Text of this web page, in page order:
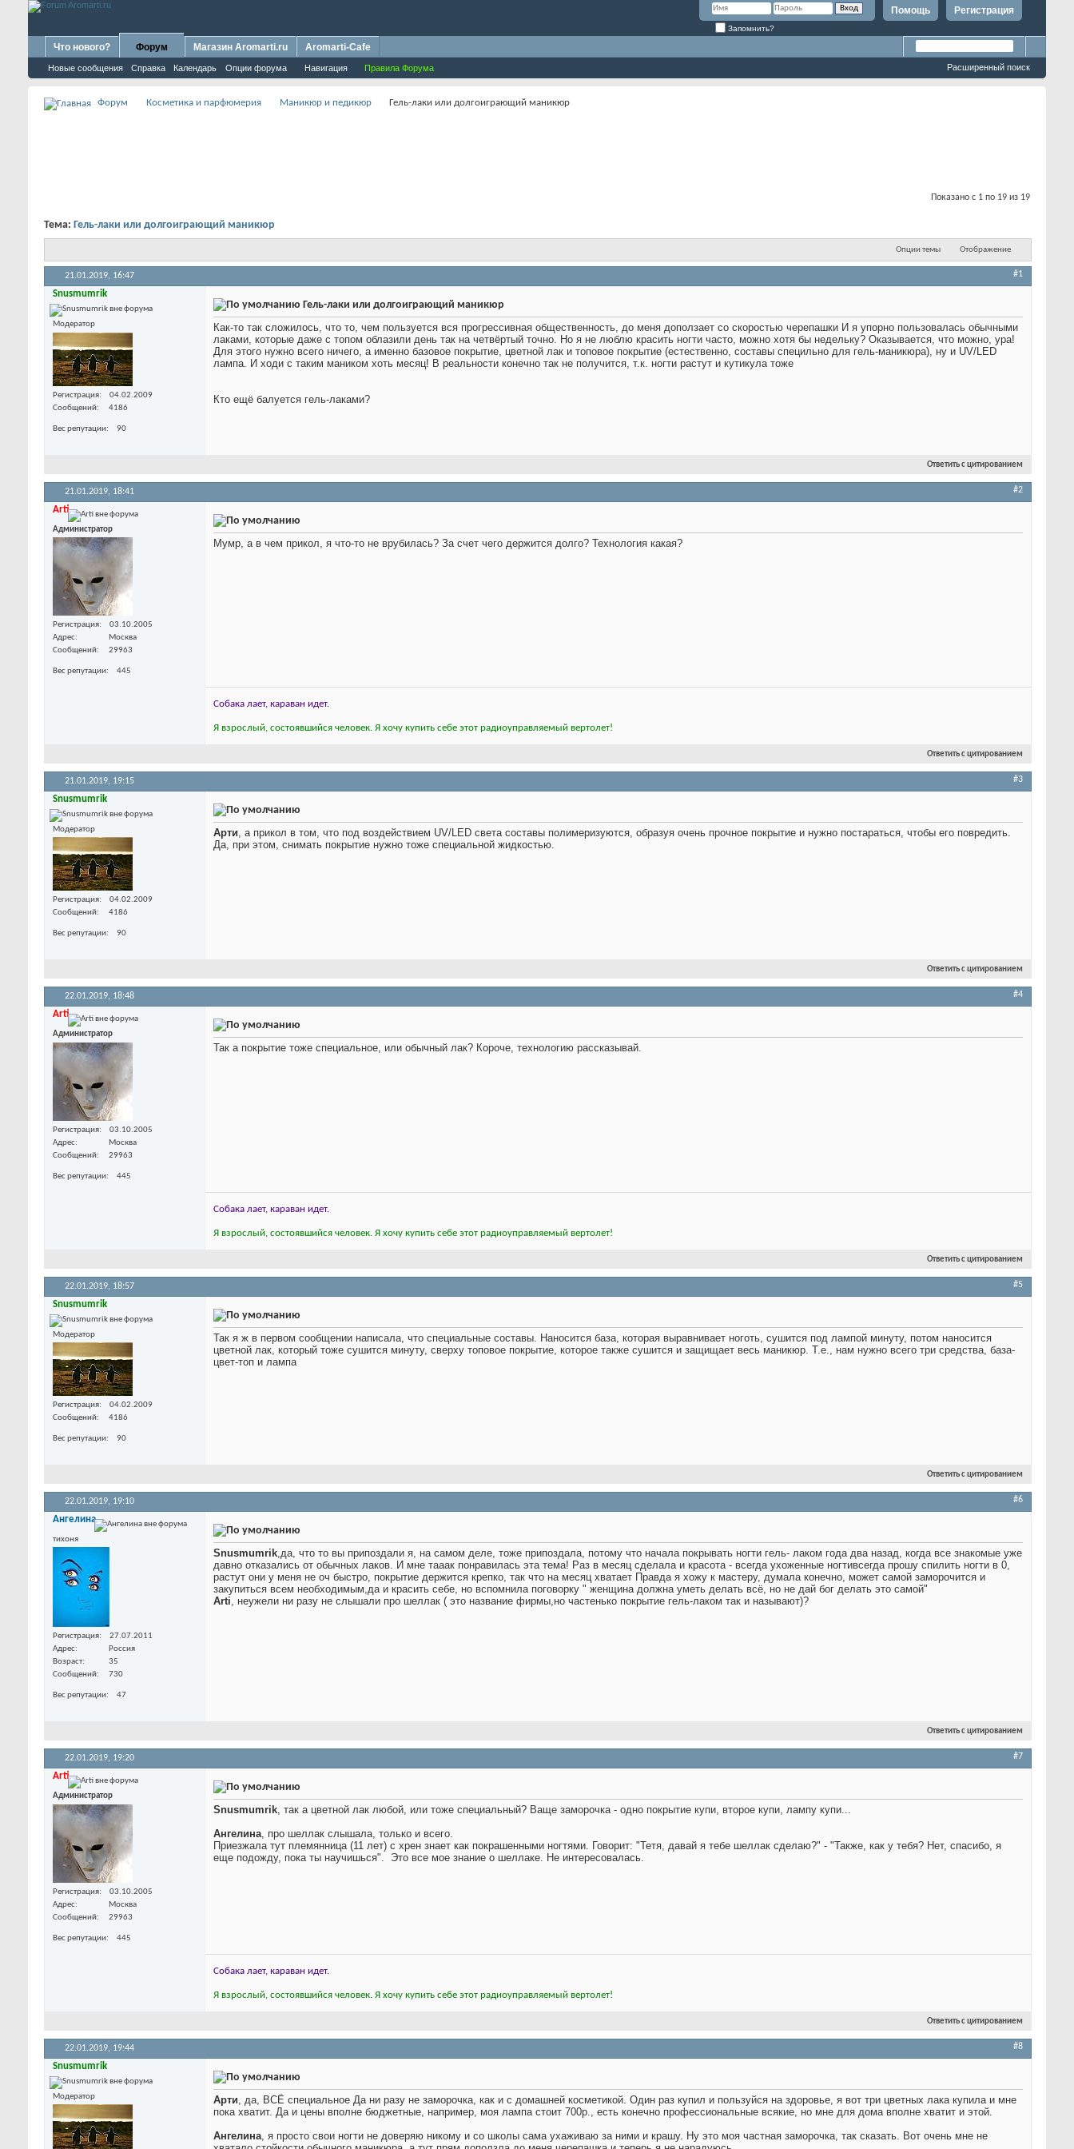
Регистрация
Помощь
Запомнить?
Что нового? Форум
Новые сообщения Справка Календарь Опции форума Навигация Правила Форума
Магазин Aromarti.ru Aromarti-Cafe
Расширенный поиск
Форум Косметика и парфюмерия Маникюр и педикюр Гель-лаки или долгоиграющий маникюр
Показано с 1 по 19 из 19
Тема: Гель-лаки или долгоиграющий маникюр
Опции темы Отображение
21.01.2019, 16:47 #1
Snusmumrik
Модератор
Регистрация
04.02.2009
Сообщений
4186
Вес репутации 90
Гель-лаки или долгоиграющий маникюр
Как-то так сложилось, что то, чем пользуется вся прогрессивная общественность, до меня доползает со скоростью черепашки И я упорно пользовалась обычными
лаками, которые даже с топом облазили день так на четвёртый точно. Но я не люблю красить ногти часто, можно хотя бы недельку? Оказывается, что можно, ура!
Для этого нужно всего ничего, а именно базовое покрытие, цветной лак и топовое покрытие (естественно, составы специльно для гель-маникюра), ну и UV/LED
лампа. И ходи с таким маником хоть месяц! В реальности конечно так не получится, т.к. ногти растут и кутикула тоже
Кто ещё балуется гель-лаками?
Ответить с цитированием
21.01.2019, 18:41 #2
Arti
Администратор
Регистрация
03.10.2005
Адрес
Москва
Сообщений
29963
Вес репутации 445
Мумр, а в чем прикол, я что-то не врубилась? За счет чего держится долго? Технология какая?
Собака лает, караван идет.
Я взрослый, состоявшийся человек. Я хочу купить себе этот радиоуправляемый вертолет!
Ответить с цитированием
21.01.2019, 19:15 #3
Snusmumrik
Модератор
Регистрация
04.02.2009
Сообщений
4186
Вес репутации 90
Арти, а прикол в том, что под воздействием UV/LED света составы полимеризуются, образуя очень прочное покрытие и нужно постараться, чтобы его повредить.
Да, при этом, снимать покрытие нужно тоже специальной жидкостью.
Ответить с цитированием
22.01.2019, 18:48 #4
Arti
Администратор
Регистрация
03.10.2005
Адрес
Москва
Сообщений
29963
Вес репутации 445
Так а покрытие тоже специальное, или обычный лак? Короче, технологию рассказывай.
Собака лает, караван идет.
Я взрослый, состоявшийся человек. Я хочу купить себе этот радиоуправляемый вертолет!
Ответить с цитированием
22.01.2019, 18:57 #5
Snusmumrik
Модератор
Регистрация
04.02.2009
Сообщений
4186
Вес репутации 90
Так я ж в первом сообщении написала, что специальные составы. Наносится база, которая выравнивает ноготь, сушится под лампой минуту, потом наносится
цветной лак, который тоже сушится минуту, сверху топовое покрытие, которое также сушится и защищает весь маникюр. Т.е., нам нужно всего три средства, база-
цвет-топ и лампа
Ответить с цитированием
22.01.2019, 19:10 #6
Ангелина
тихоня
Регистрация
27.07.2011
Адрес
Россия
Возраст
35
Сообщений
730
Вес репутации 47
Snusmumrik,да, что то вы припоздали я, на самом деле, тоже припоздала, потому что начала покрывать ногти гель- лаком года два назад, когда все знакомые уже
давно отказались от обычных лаков. И мне тааак понравилась эта тема! Раз в месяц сделала и красота - всегда ухоженные ногтивсегда прошу спилить ногти в 0,
растут они у меня не оч быстро, покрытие держится крепко, так что на месяц хватает Правда я хожу к мастеру, думала конечно, может самой заморочится и
закупиться всем необходимым,да и красить себе, но вспомнила поговорку " женщина должна уметь делать всё, но не дай бог делать это самой"
Arti, неужели ни разу не слышали про шеллак ( это название фирмы,но частенько покрытие гель-лаком так и называют)?
Ответить с цитированием
22.01.2019, 19:20 #7
Arti
Администратор
Регистрация
03.10.2005
Адрес
Москва
Сообщений
29963
Вес репутации 445
Snusmumrik, так а цветной лак любой, или тоже специальный? Ваще заморочка - одно покрытие купи, второе купи, лампу купи...
Ангелина, про шеллак слышала, только и всего.
Приезжала тут племянница (11 лет) с хрен знает как покрашенными ногтями. Говорит: "Тетя, давай я тебе шеллак сделаю?" - "Также, как у тебя? Нет, спасибо, я
еще подожду, пока ты научишься".
Это все мое знание о шеллаке. Не интересовалась.
Собака лает, караван идет.
Я взрослый, состоявшийся человек. Я хочу купить себе этот радиоуправляемый вертолет!
Ответить с цитированием
22.01.2019, 19:44 #8
Snusmumrik
Модератор Арти , да, ВСЁ специальное Да ни разу не заморочка, как и с домашней косметикой. Один раз купил и пользуйся на здоровье, я вот три цветных лака купила и мне
пока хватит. Да и цены вполне бюджетные, например, моя лампа стоит 700р., есть конечно профессиональные всякие, но мне для дома вполне хватит и этой.
Ангелина , я просто свои ногти не доверяю никому и со школы сама ухаживаю за ними и крашу. Ну это моя частная заморочка, так сказать. Вот очень мне не